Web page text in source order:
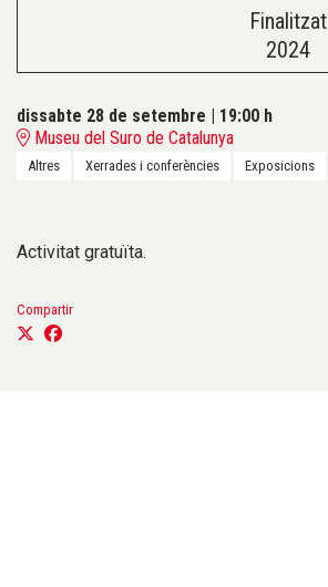
Finalitzat
2024
dissabte 28 de setembre | 19:00 h
Museu del Suro de Catalunya
Altres Xerrades i conferències Exposicions
Activitat gratuïta.
Compartir